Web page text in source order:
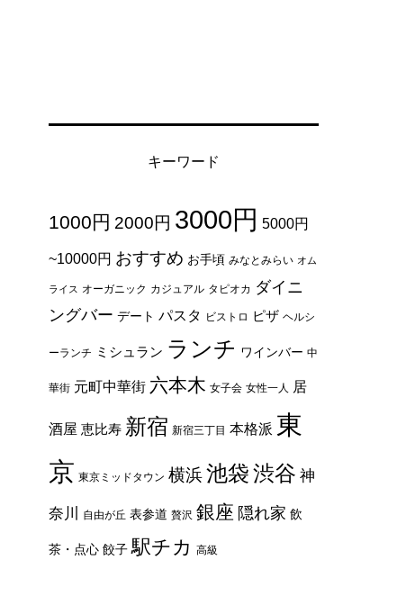
キーワード
1000円 2000円 3000円 5000円
~10000円 おすすめ お手頃 みなとみらい オム
ライス オーガニック カジュアル タピオカ ダイニ
ングバー デート パスタ ビストロ ピザ ヘルシ
ーランチ ミシュラン ランチ ワインバー 中
華街 元町中華街 六本木 女子会 女性一人 居
酒屋 恵比寿 新宿 新宿三丁目 本格派 東
京 東京ミッドタウン 横浜池袋渋谷 神
奈川 自由が丘 表参道 贅沢 銀座 隠れ家 飲
茶・点心 餃子 駅チカ 高級